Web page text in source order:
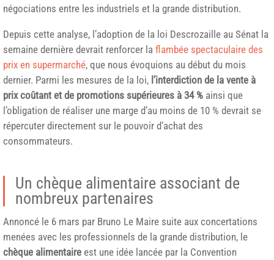
négociations entre les industriels et la grande distribution.
Depuis cette analyse, l’adoption de la loi Descrozaille au Sénat la
semaine dernière devrait renforcer la flambée spectaculaire des
prix en supermarché, que nous évoquions au début du mois
dernier. Parmi les mesures de la loi, l’interdiction de la vente à
prix coûtant et de promotions supérieures à 34 % ainsi que
l’obligation de réaliser une marge d’au moins de 10 % devrait se
répercuter directement sur le pouvoir d’achat des
consommateurs.
Un chèque alimentaire associant de
nombreux partenaires
Annoncé le 6 mars par Bruno Le Maire suite aux concertations
menées avec les professionnels de la grande distribution, le
chèque alimentaire est une idée lancée par la Convention